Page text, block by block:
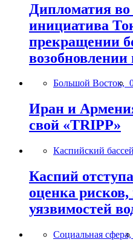
Дипломатия
инициатива
прекращении
возобновлении
Большой Восток,
Иран и
свой «TRIPP»
Каспийский
Каспий
оценка
уязвимостей
Социальная сфера,